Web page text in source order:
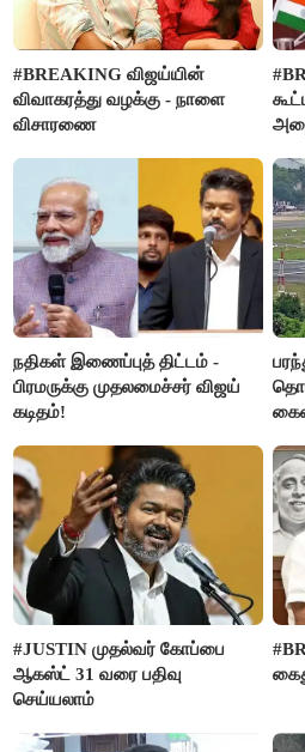
#BREAKING விஜய்யின்
விவாகரத்து வழக்கு - நாளை
விசாரணை
நதிகள் இணைப்புத் திட்டம் -
பிரமருக்கு முதலமைச்சர் விஜய்
கடிதம்!
#JUSTIN முதல்வர் கோப்பை
ஆகஸ்ட் 31 வரை பதிவு
செய்யலாம்